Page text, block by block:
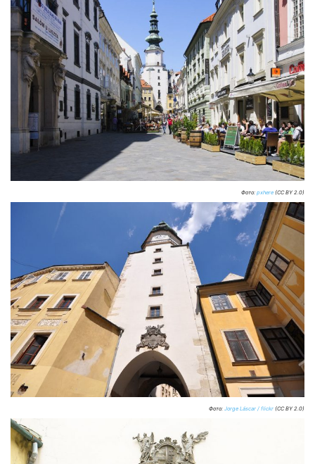
Фото: pxhere (CC BY 2.0)
Фото: Jorge Láscar / flickr (CC BY 2.0)